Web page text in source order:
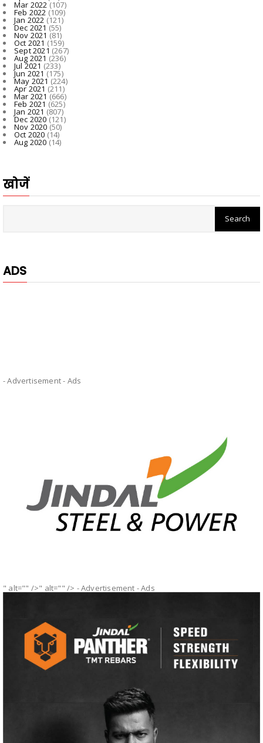
Mar 2022(107)
Feb 2022 (109)
Jan 2022 (121)
Dec 2021 (55)
Nov 2021 (81)
Oct 2021 (159)
Sept 2021 (267)
Aug 2021 (236)
Jul 2021 (233)
Jun 2021(175)
May 2021(224)
Apr 2021 (211)
Mar 2021 (666)
Feb 2021 (625)
Jan 2021 (807)
Dec 2020(121)
Nov 2020 (50)
Oct 2020 (14)
Aug 2020(14)
खोजें
ADS
- Advertisement - Ads
" alt="" />" alt="" /> - Advertisement -Ads